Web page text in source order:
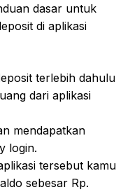
dasar untuk
di aplikasi
terlebih dahulu
dari aplikasi
mendapatkan
login.
tersebut kamu
sebesar Rp.